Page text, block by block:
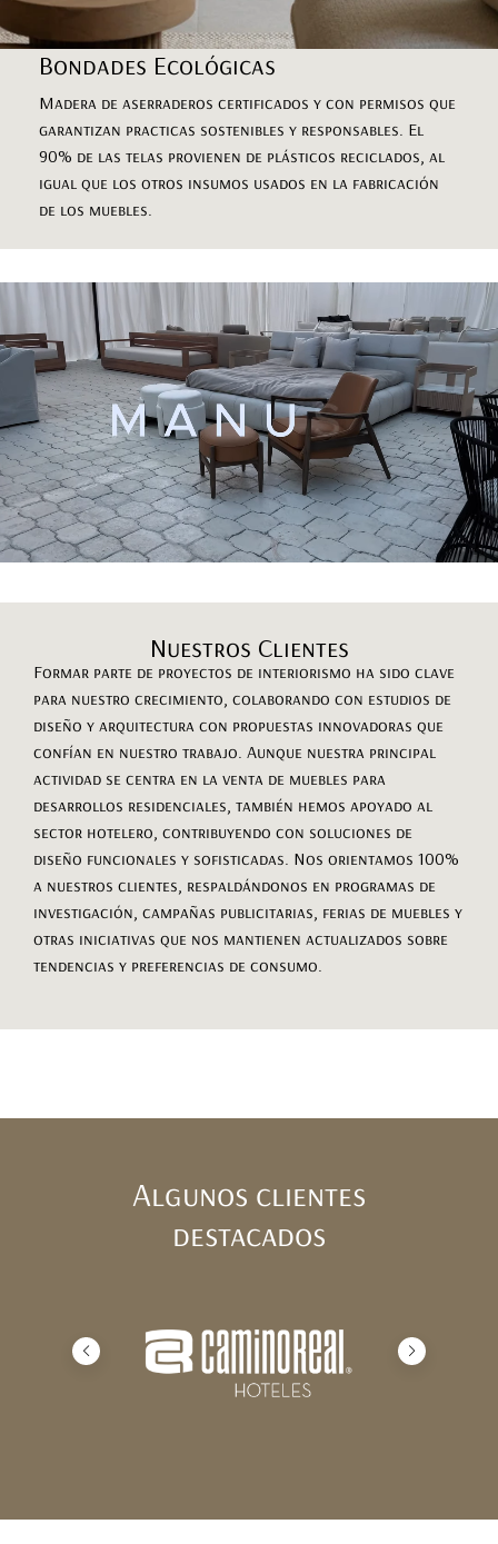
Bondades Ecológicas
Madera de aserraderos certificados y con permisos que
garantizan practicas sostenibles y responsables. El
90% de las telas provienen de plásticos reciclados, al
igual que los otros insumos usados en la fabricación
de los muebles.
Nuestros Clientes
Formar parte de proyectos de interiorismo ha sido clave
para nuestro crecimiento, colaborando con estudios de
diseño y arquitectura con propuestas innovadoras que
confían en nuestro trabajo. Aunque nuestra principal
actividad se centra en la venta de muebles para
desarrollos residenciales, también hemos apoyado al
sector hotelero, contribuyendo con soluciones de
diseño funcionales y sofisticadas. Nos orientamos 100%
a nuestros clientes, respaldándonos en programas de
investigación, campañas publicitarias, ferias de muebles y
otras iniciativas que nos mantienen actualizados sobre
tendencias y preferencias de consumo.
Algunos clientes
destacados